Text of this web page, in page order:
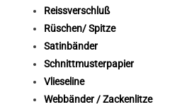
Reissverschluß
Rüschen/ Spitze
Satinbänder
Schnittmusterpapier
Vlieseline
Webbänder / Zackenlitze